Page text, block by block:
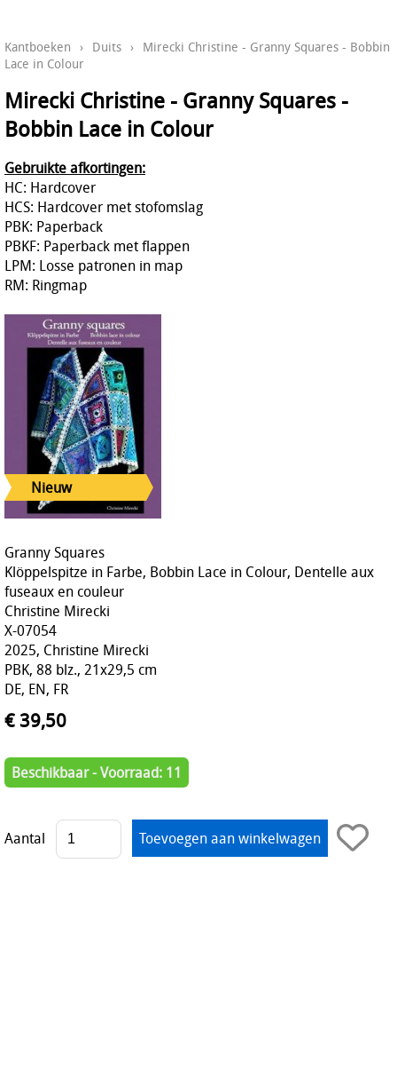
Kantboeken › Duits › Mirecki Christine - Granny Squares - Bobbin
Lace in Colour
Mirecki Christine - Granny Squares -
Bobbin Lace in Colour
Gebruikte afkortingen:
HC: Hardcover
HCS: Hardcover met stofomslag
PBK: Paperback
PBKF: Paperback met flappen
LPM: Losse patronen in map
RM: Ringmap
Granny Squares
Klöppelspitze in Farbe, Bobbin Lace in Colour, Dentelle aux
fuseaux en couleur
Christine Mirecki
X-07054
2025, Christine Mirecki
PBK, 88 blz., 21x29,5 cm
DE, EN, FR
€ 39,50
Beschikbaar - Voorraad: 11
Aantal